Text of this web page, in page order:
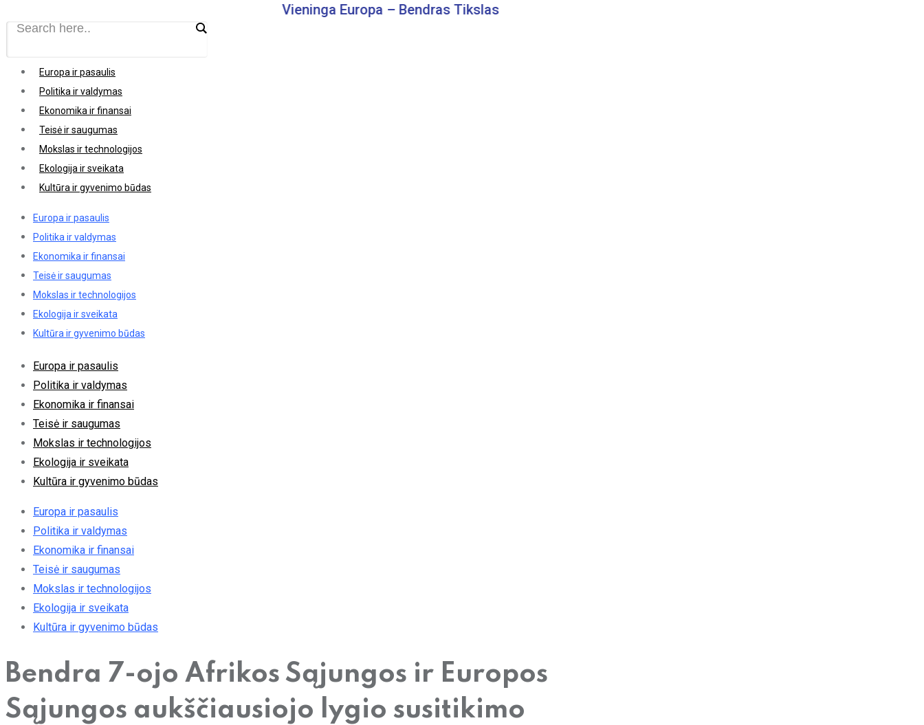
Vieninga Europa – Bendras Tikslas
Europa ir pasaulis
Politika ir valdymas
Ekonomika ir finansai
Teisė ir saugumas
Mokslas ir technologijos
Ekologija ir sveikata
Kultūra ir gyvenimo būdas
Europa ir pasaulis
Politika ir valdymas
Ekonomika ir finansai
Teisė ir saugumas
Mokslas ir technologijos
Ekologija ir sveikata
Kultūra ir gyvenimo būdas
Europa ir pasaulis
Politika ir valdymas
Ekonomika ir finansai
Teisė ir saugumas
Mokslas ir technologijos
Ekologija ir sveikata
Kultūra ir gyvenimo būdas
Europa ir pasaulis
Politika ir valdymas
Ekonomika ir finansai
Teisė ir saugumas
Mokslas ir technologijos
Ekologija ir sveikata
Kultūra ir gyvenimo būdas
Bendra 7-ojo Afrikos Sąjungos ir Europos
Sąjungos aukščiausiojo lygio susitikimo